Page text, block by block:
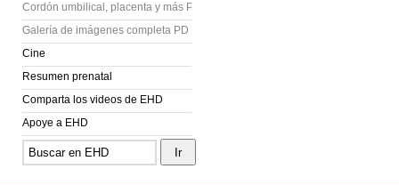
Cordón umbilical, placenta y más PD
Galería de imágenes completa PD
Cine
Resumen prenatal
Comparta los videos de EHD
Apoye a EHD